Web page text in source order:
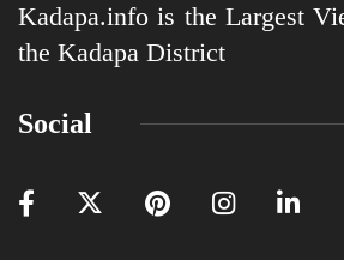
Kadapa.info is the Largest
the Kadapa District
Social